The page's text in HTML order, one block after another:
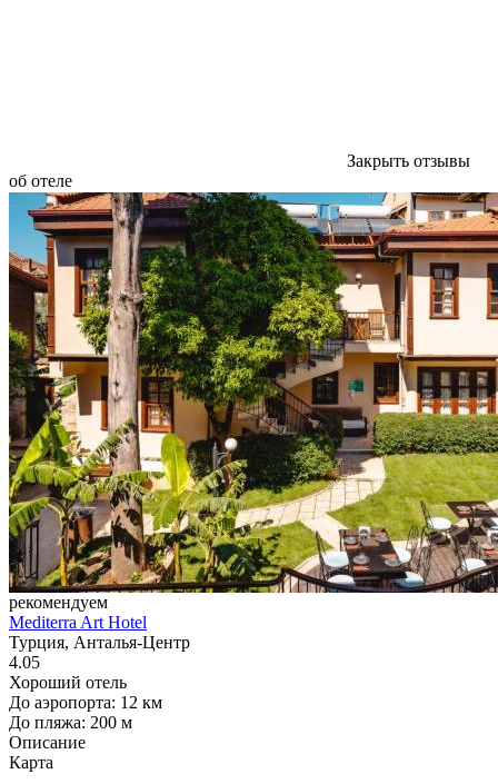
Закрыть отзывы
об отеле
рекомендуем
Mediterra Art Hotel
Турция, Анталья-Центр
4.05
Хороший отель
До аэропорта: 12 км
До пляжа: 200 м
Описание
Карта